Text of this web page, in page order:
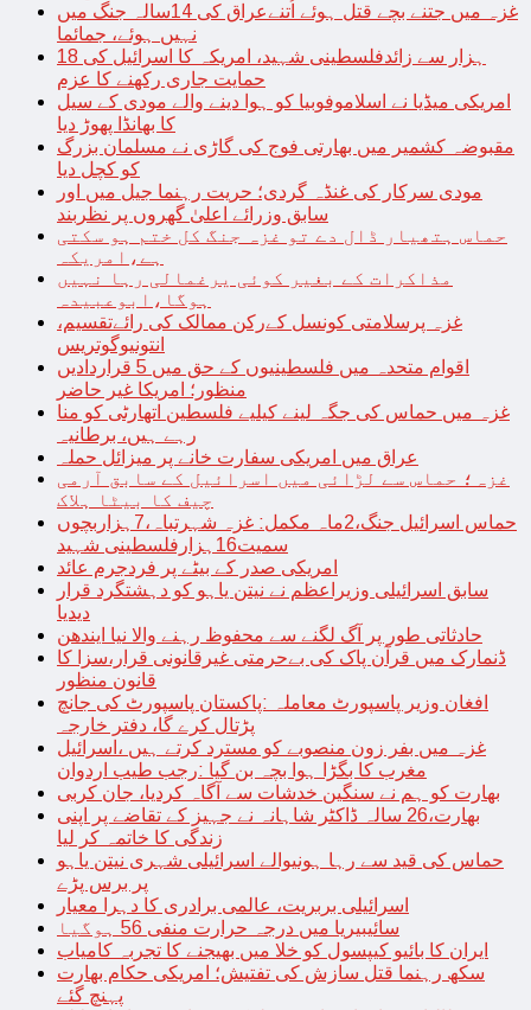
غزہ میں جتنے بچے قتل ہوئے اُتنےعراق کی 14سالہ جنگ میں
نہیں ہوئے، جمائما
18 ہزار سے زائدفلسطینی شہید، امریکہ کا اسرائیل کی
حمایت جاری رکھنے کا عزم
امریکی میڈیا نے اسلاموفوبیا کو ہوا دینے والے مودی کے سیل
کا بھانڈا پھوڑ دیا
مقبوضہ کشمیر میں بھارتی فوج کی گاڑی نے مسلمان بزرگ
کو کچل دیا
مودی سرکار کی غنڈہ گردی؛ حریت رہنما جیل میں اور
سابق وزرائے اعلیٰ گھروں پر نظربند
حماس ہتھیار ڈال دے تو غزہ جنگ کل ختم ہو سکتی
ہے،امریکہ
مذاکرات کے بغیر کوئی یرغمالی رہا نہیں
ہوگا،ابوعبیدہ
غزہ پرسلامتی کونسل کےرکن ممالک کی رائےتقسیم،
انتونیوگوتریس
اقوام متحدہ میں فلسطینیوں کے حق میں 5 قراردادیں
منظور؛ امریکا غیر حاضر
غزہ میں حماس کی جگہ لینے کیلیے فلسطین اتھارٹی کو منا
رہے ہیں، برطانیہ
عراق میں امریکی سفارت خانے پر میزائل حملہ
غزہ؛ حماس سے لڑائی میں اسرائیل کے سابق آرمی
چیف کا بیٹا ہلاک
حماس اسرائیل جنگ،2ماہ مکمل: غزہ شہرتباہ،7ہزاربچوں
سمیت16ہزارفلسطینی شہید
امریکی صدر کے بیٹے پر فردجرم عائد
سابق اسرائیلی وزیراعظم نے نیتن یاہو کو دہشتگرد قرار
دیدیا
حادثاتی طور پر آگ لگنے سے محفوظ رہنے والا نیا ایندھن
ڈنمارک میں قرآن پاک کی بےحرمتی غیرقانونی قرار،سزا کا
قانون منظور
افغان وزیر پاسپورٹ معاملہ :پاکستان پاسپورٹ کی جانچ
پڑتال کرے گا، دفتر خارجہ
غزہ میں بفر زون منصوبے کو مسترد کرتے ہیں ،اسرائیل
مغرب کا بگڑا ہوا بچہ بن گیا :رجب طیب اردوان
بھارت کو ہم نے سنگین خدشات سے آگاہ کردیا، جان کربی
بھارت،26 سالہ ڈاکٹر شاہانہ نے جہیز کے تقاضے پر اپنی
زندگی کا خاتمہ کر لیا
حماس کی قید سے رہا ہونیوالے اسرائیلی شہری نیتن یاہو
پر برس پڑے
اسرائیلی بربریت، عالمی برادری کا دہرا معیار
سائیبیریا میں درجہ حرارت منفی 56 ہوگیا
ایران کا بائیو کیپسول کو خلا میں بھیجنے کا تجربہ کامیاب
سکھ رہنما قتل سازش کی تفتیش؛ امریکی حکام بھارت
پہنچ گئے